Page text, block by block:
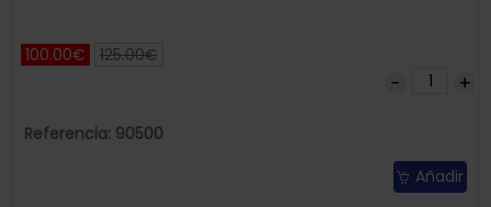
100.00€ 125.00€
Referencia: 90500
Añadir